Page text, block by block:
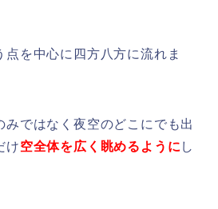
を中心に四方八方に流れま
みではなく夜空のどこにでも出
け空全体を広く眺めるように し